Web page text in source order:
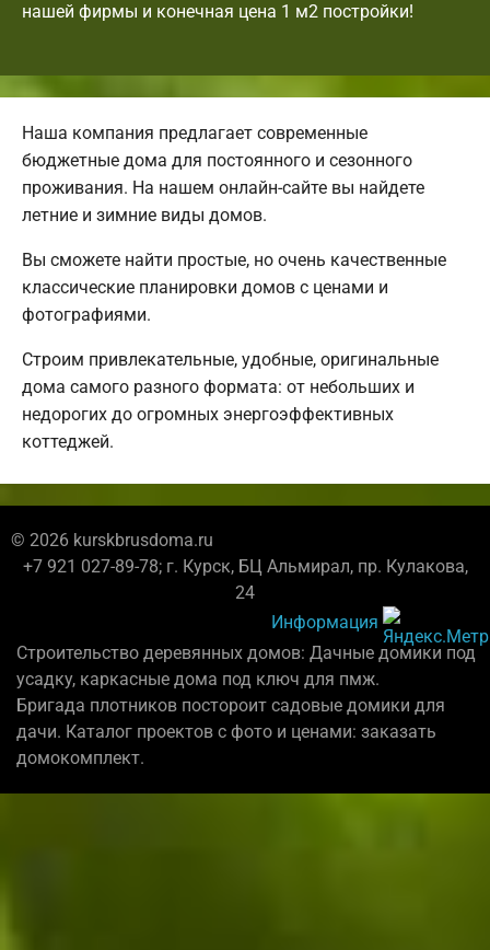
нашей фирмы и конечная цена 1 м2 постройки!
Наша компания предлагает современные
бюджетные дома для постоянного и сезонного
проживания. На нашем онлайн-сайте вы найдете
летние и зимние виды домов.
Вы сможете найти простые, но очень качественные
классические планировки домов с ценами и
фотографиями.
Строим привлекательные, удобные, оригинальные
дома самого разного формата: от небольших и
недорогих до огромных энергоэффективных
коттеджей.
© 2026 kurskbrusdoma.ru
+7 921 027-89-78; г. Курск, БЦ Альмирал, пр. Кулакова,
24
Информация
Строительство деревянных домов: Дачные домики под
усадку, каркасные дома под ключ для пмж.
Бригада плотников постороит садовые домики для
дачи. Каталог проектов с фото и ценами: заказать
домокомплект.